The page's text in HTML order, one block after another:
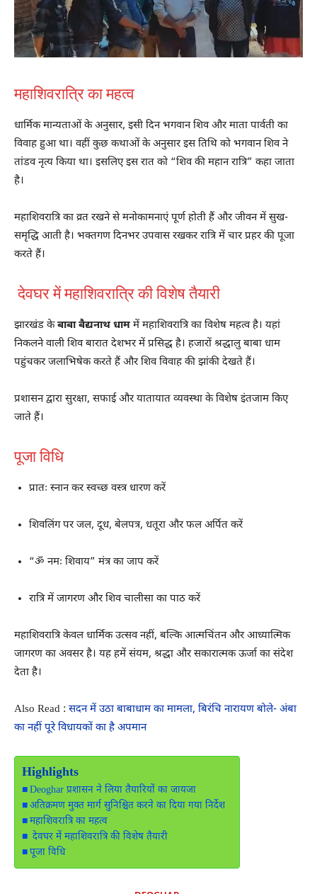
महाशिवरात्रि का महत्व
धार्मिक मान्यताओं के अनुसार, इसी दिन भगवान शिव और माता पार्वती का
विवाह हुआ था। वहीं कुछ कथाओं के अनुसार इस तिथि को भगवान शिव ने
तांडव नृत्य किया था। इसलिए इस रात को “शिव की महान रात्रि” कहा जाता
है।
महाशिवरात्रि का व्रत रखने से मनोकामनाएं पूर्ण होती हैं और जीवन में सुख-
समृद्धि आती है। भक्तगण दिनभर उपवास रखकर रात्रि में चार प्रहर की पूजा
करते हैं।
देवघर में महाशिवरात्रि की विशेष तैयारी
झारखंड केबाबा बैद्यनाथ धाम में महाशिवरात्रि का विशेष महत्व है। यहां
निकलने वाली शिव बारात देशभर में प्रसिद्ध है। हजारों श्रद्धालु बाबा धाम
पहुंचकर जलाभिषेक करते हैं और शिव विवाह की झांकी देखते हैं।
प्रशासन द्वारा सुरक्षा, सफाई और यातायात व्यवस्था के विशेष इंतजाम किए
जाते हैं।
पूजा विधि
प्रातः स्नान कर स्वच्छ वस्त्र धारण करें
शिवलिंग पर जल, दूध, बेलपत्र, धतूरा और फल अर्पित करें
“ॐ नमः शिवाय” मंत्र का जाप करें
रात्रि में जागरण और शिव चालीसा का पाठ करें
महाशिवरात्रि केवल धार्मिक उत्सव नहीं, बल्कि आत्मचिंतन और आध्यात्मिक
जागरण का अवसर है। यह हमें संयम, श्रद्धा और सकारात्मक ऊर्जा का संदेश
देता है।
Also Read : सदन में उठा बाबाधाम का मामला, बिरंचि नारायण बोले- अंबा
का नहीं पूरे विधायकों का है अपमान
Highlights
Deoghar प्रशासन ने लिया तैयारियों का जायजा
अतिक्रमण मुक्त मार्ग सुनिश्चित करने का दिया गया निर्देश
महाशिवरात्रि का महत्व
देवघर में महाशिवरात्रि की विशेष तैयारी
पूजा विधि